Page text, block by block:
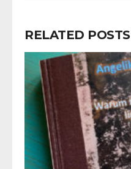
RELATED POSTS